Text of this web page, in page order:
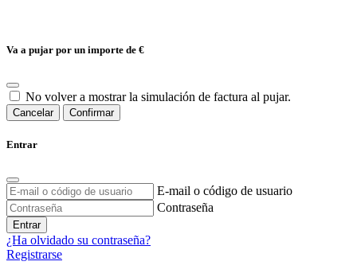
Va a pujar por un importe de €
No volver a mostrar la simulación de factura al pujar.
Cancelar Confirmar
Entrar
E-mail o código de usuario
Contraseña
Entrar
¿Ha olvidado su contraseña?
Registrarse